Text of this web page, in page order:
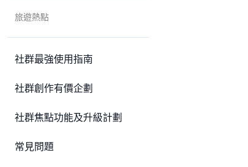
旅遊熱點
社群最強使用指南
社群創作有價企劃
社群焦點功能及升級計劃
常見問題